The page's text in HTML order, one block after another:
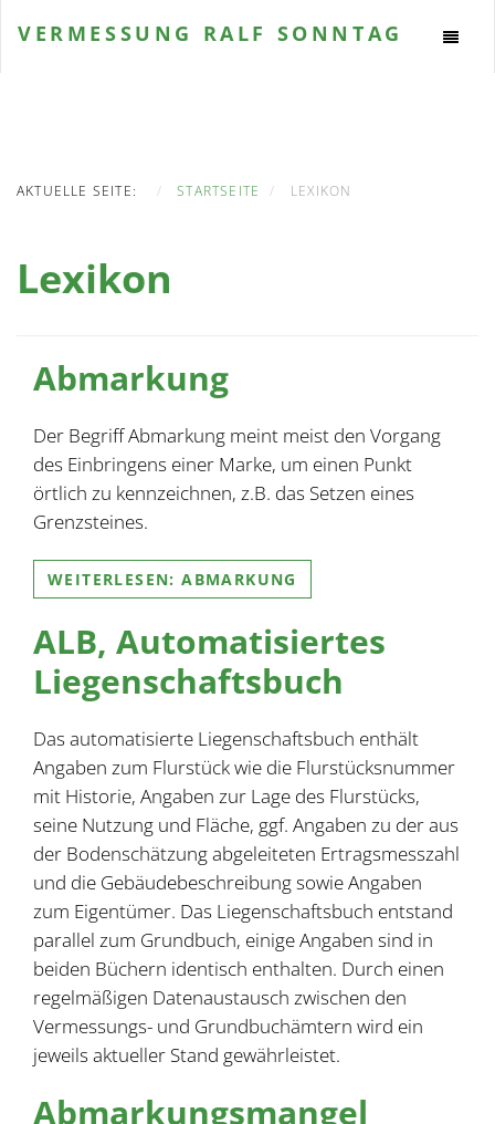
VERMESSUNG RALF SONNTAG
AKTUELLE SEITE: STARTSEITE LEXIKON
Lexikon
Abmarkung
Der Begriff Abmarkung meint meist den Vorgang
des Einbringens einer Marke, um einen Punkt
örtlich zu kennzeichnen, z.B. das Setzen eines
Grenzsteines.
WEITERLESEN: ABMARKUNG
ALB, Automatisiertes
Liegenschaftsbuch
Das automatisierte Liegenschaftsbuch enthält
Angaben zum Flurstück wie die Flurstücksnummer
mit Historie, Angaben zur Lage des Flurstücks,
seine Nutzung und Fläche, ggf. Angaben zu der aus
der Bodenschätzung abgeleiteten Ertragsmesszahl
und die Gebäudebeschreibung sowie Angaben
zum Eigentümer. Das Liegenschaftsbuch entstand
parallel zum Grundbuch, einige Angaben sind in
beiden Büchern identisch enthalten. Durch einen
regelmäßigen Datenaustausch zwischen den
Vermessungs- und Grundbuchämtern wird ein
jeweils aktueller Stand gewährleistet.
Abmarkungsmangel